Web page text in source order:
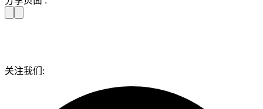
关注我们: